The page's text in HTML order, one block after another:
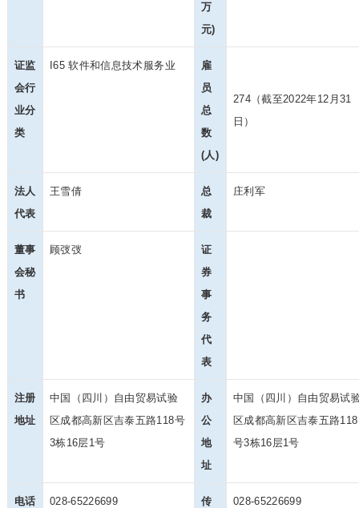
万
元)
证监
会行
业分
类
I65 软件和信息技术服务业
雇
员
总
数
(人)
274（截至2022年12月31
日）
法人
代表
王雪倩
总
裁
庄利军
董事
会秘
书
顾弢弢
证
券
事
务
代
表
注册
地址
中国（四川）自由贸易试验
区成都高新区吉泰五路118号
3栋16层1号
办
公
地
址
中国（四川）自由贸易试
区成都高新区吉泰五路118
号3栋16层1号
电话 028-65226699 传 028-65226699